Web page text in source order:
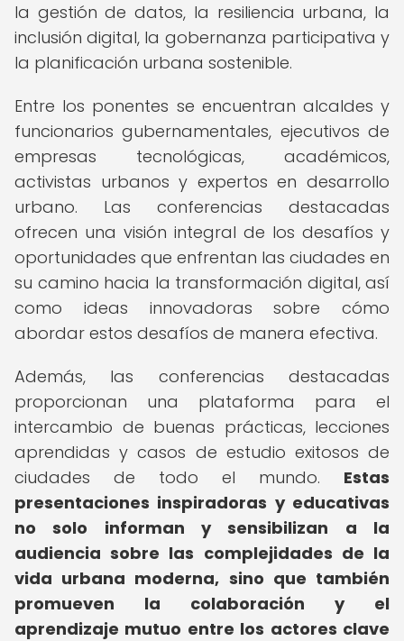
la gestión de datos, la resiliencia urbana, la
inclusión digital, la gobernanza participativa y
la planificación urbana sostenible.
Entre los ponentes se encuentran alcaldes y
funcionarios gubernamentales, ejecutivos de
empresas tecnológicas, académicos,
activistas urbanos y expertos en desarrollo
urbano. Las conferencias destacadas
ofrecen una visión integral de los desafíos y
oportunidades que enfrentan las ciudades en
su camino hacia la transformación digital, así
como ideas innovadoras sobre cómo
abordar estos desafíos de manera efectiva.
Además, las conferencias destacadas
proporcionan una plataforma para el
intercambio de buenas prácticas, lecciones
aprendidas y casos de estudio exitosos de
ciudades de todo el mundo. Estas
presentaciones inspiradoras y educativas
no solo informan y sensibilizan a la
audiencia sobre las complejidades de la
vida urbana moderna, sino que también
promueven la colaboración y el
aprendizaje mutuo entre los actores clave